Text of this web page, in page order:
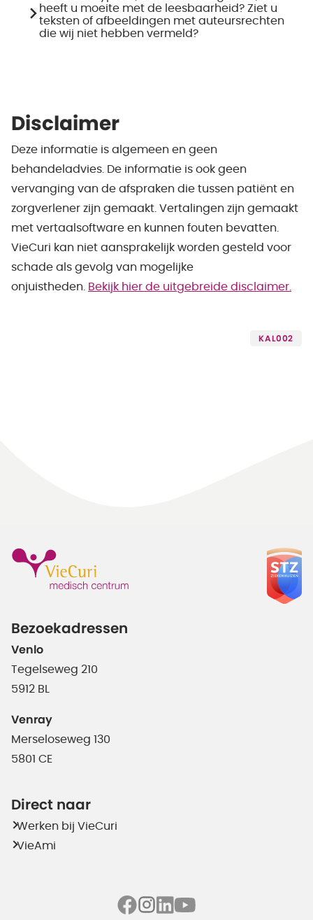
heeft u moeite met de leesbaarheid? Ziet u
teksten of afbeeldingen met auteursrechten
die wij niet hebben vermeld?
Disclaimer
Deze informatie is algemeen en geen
behandeladvies. De informatie is ook geen
vervanging van de afspraken die tussen patiënt en
zorgverlener zijn gemaakt. Vertalingen zijn gemaakt
met vertaalsoftware en kunnen fouten bevatten.
VieCuri kan niet aansprakelijk worden gesteld voor
schade als gevolg van mogelijke
onjuistheden.
Bekijk hier de uitgebreide disclaimer.
KAL002
Bezoekadressen
Venlo
Tegelseweg 210
5912 BL
Venray
Merseloseweg 130
5801 CE
Direct naar
Werken bij VieCuri
VieAmi